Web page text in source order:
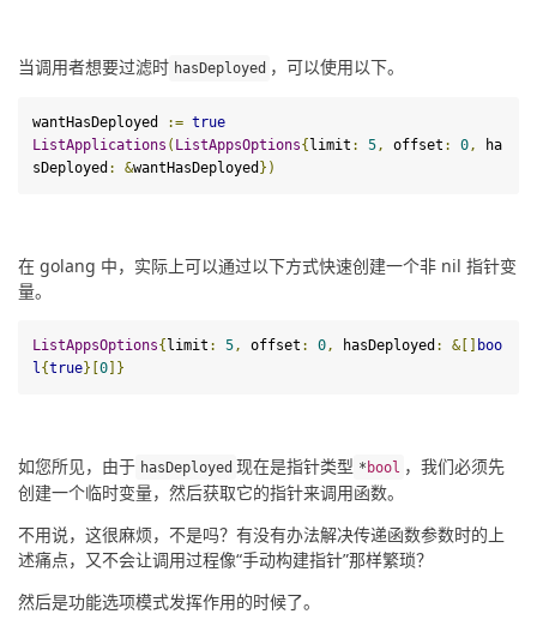
当调用者想要过滤时 hasDeployed ，可以使用以下。
wantHasDeployed := true
ListApplications ( ListAppsOptions{limit : 5, offset : 0,
ha
sDeployed : &wantHasDeployed })
在 golang 中，实际上可以通过以下方式快速创建一个非 nil 指针变
量。
ListAppsOptions{limit : 5, offset : 0, hasDeployed : &[] boo
l {true} [0] }
如您所见，由于 hasDeployed 现在是指针类型 * bool ，我们必须先
创建一个临时变量，然后获取它的指针来调用函数。
不用说，这很麻烦，不是吗？有没有办法解决传递函数参数时的上
述痛点，又不会让调用过程像“手动构建指针”那样繁琐？
然后是功能选项模式发挥作用的时候了。